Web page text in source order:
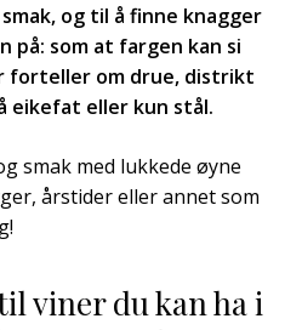
og til å finne knagger
på: som at fargen kan si
forteller om drue, distrikt
eikefat eller kun stål.
smak med lukkede øyne
årstider eller annet som
viner du kan ha i